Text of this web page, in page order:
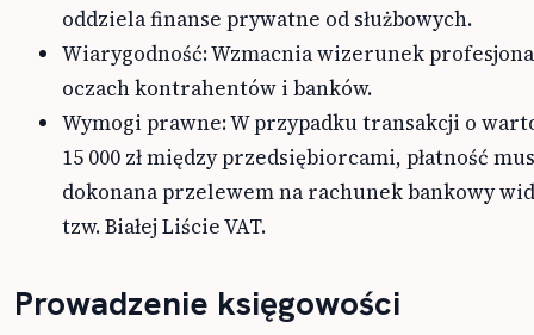
oddziela finanse prywatne od służbowych.
Wiarygodność: Wzmacnia wizerunek
oczach kontrahentów i banków.
Wymogi prawne: W przypadku transakcji o
15 000 zł między przedsiębiorcami, płatność
dokonana przelewem na rachunek bankowy
tzw. Białej Liście VAT.
Prowadzenie księgowości